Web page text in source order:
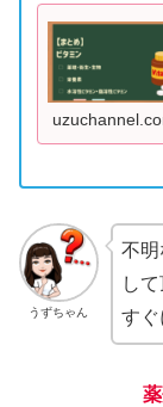
うずちゃん
不明
し
すぐ